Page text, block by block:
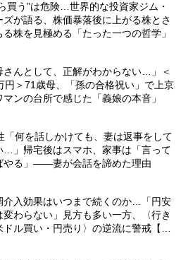
買う”は危険…世界的な投資家ジム・
ズが語る、株価暴落後に上がる株とさ
る株を見極める「たった一つの哲学」
さんとして、正解がわからない…」＜
円＞71歳母、「孫の合格祝い」で上京
ンの台所で感じた「義娘の本音」
「何を話しかけても、妻は返事をして
…」帰宅後はスマホ、家事は「言って
やる」――妻が会話を諦めた理由
介入効果はいつまで続くのか…「円安
変わらない」見方も多い一方、〈行き
ル買い・円売り〉の逆流に警戒【8